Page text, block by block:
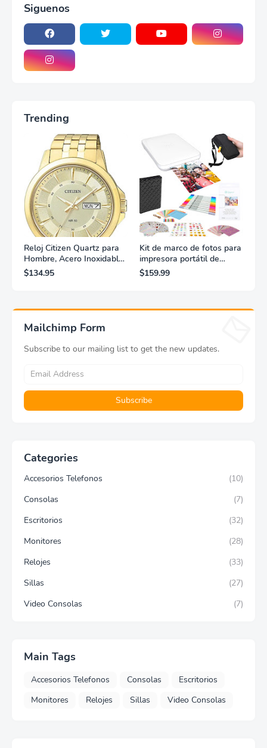
Siguenos
Trending
Reloj Citizen Quartz para
Hombre, Acero Inoxidable,
Clásico, Dorado
$134.95
Kit de marco de fotos para
impresora portátil de
fotografías y vídeos
Lifeprint 3x4,5 (blanca)
$159.99
Mailchimp Form
Subscribe to our mailing list to get the new updates.
Categories
Accesorios Telefonos
(10)
Consolas
(7)
Escritorios
(32)
Monitores
(28)
Relojes
(33)
Sillas
(27)
Video Consolas
(7)
Main Tags
Accesorios Telefonos Consolas
Escritorios
Monitores
Relojes Sillas Video Consolas